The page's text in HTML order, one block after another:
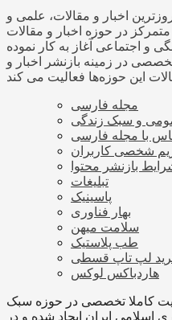
اخبار و مقالات، علمی و
۱۳۹۵ به صورت متمرکز در حوزه اخبار و مقالات
و اجتماعی آغاز به کار نموده
در زمینه بازنشر اخبار و
مجله فارسی
و سبک زندگی
با مجله فارسی
شخصی کاربران
بازنشر محتوا
تبلیغات
پاسینیک
بهار فناوری
سلامت میهن
طب پلاستیک
لپ تاپ قسطی
هاردباکس لوکس
کاملا تخصصی در حوزه سبک
ایران ایجاد شده و در